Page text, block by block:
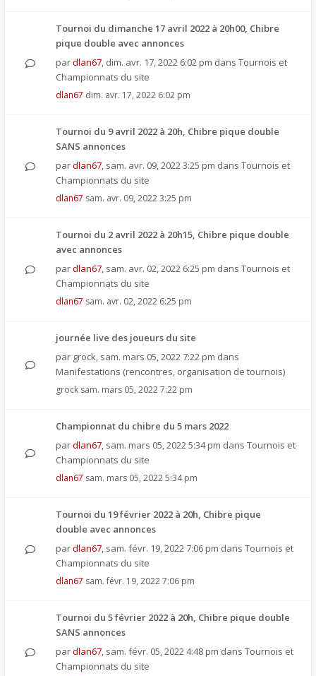
Tournoi du dimanche 17 avril 2022 à 20h00, Chibre
pique double avec annonces
pardlan67, dim. avr. 17, 2022 6:02 pm dans Tournois et
Championnats du site
dlan67 dim. avr. 17, 2022 6:02 pm
Tournoi du 9 avril 2022 à 20h, Chibre pique double
SANS annonces
pardlan67, sam. avr. 09, 2022 3:25 pm dans Tournois et
Championnats du site
dlan67 sam. avr. 09, 2022 3:25 pm
Tournoi du 2 avril 2022 à 20h15, Chibre pique double
avec annonces
pardlan67, sam. avr. 02, 2022 6:25 pm dans Tournois et
Championnats du site
dlan67 sam. avr. 02, 2022 6:25 pm
journée live des joueurs du site
par grock, sam. mars 05, 2022 7:22 pm dans
Manifestations (rencontres, organisation de tournois)
grock sam. mars 05, 2022 7:22 pm
Championnat du chibre du 5 mars 2022
pardlan67, sam. mars 05, 2022 5:34 pm dans Tournois et
Championnats du site
dlan67 sam. mars 05, 2022 5:34 pm
Tournoi du 19 février 2022 à 20h, Chibre pique
double avec annonces
pardlan67, sam. févr. 19, 2022 7:06 pm dans Tournois et
Championnats du site
dlan67 sam. févr. 19, 2022 7:06 pm
Tournoi du 5 février 2022 à 20h, Chibre pique double
SANS annonces
pardlan67, sam. févr. 05, 2022 4:48 pm dans Tournois et
Championnats du site